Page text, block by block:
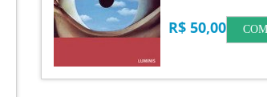
R$ 50,00